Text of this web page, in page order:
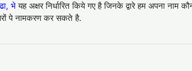
भे यह अक्षर निर्धारित किये गए है जिनके द्वारे हम अपना नाम
पे नामकरण कर सकते है.